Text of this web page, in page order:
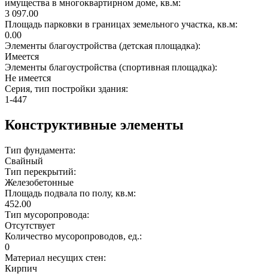
имущества в многоквартирном доме, кв.м:
3 097.00
Площадь парковки в границах земельного участка, кв.м:
0.00
Элементы благоустройства (детская площадка):
Имеется
Элементы благоустройства (спортивная площадка):
Не имеется
Серия, тип постройки здания:
1-447
Конструктивные элементы
Тип фундамента:
Свайный
Тип перекрытий:
Железобетонные
Площадь подвала по полу, кв.м:
452.00
Тип мусоропровода:
Отсутствует
Количество мусоропроводов, ед.:
0
Материал несущих стен:
Кирпич